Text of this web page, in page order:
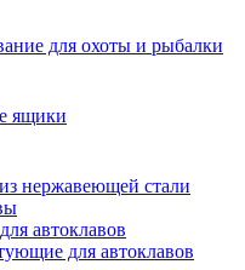
для охоты и рыбалки
ящики
нержавеющей стали
автоклавов
для автоклавов